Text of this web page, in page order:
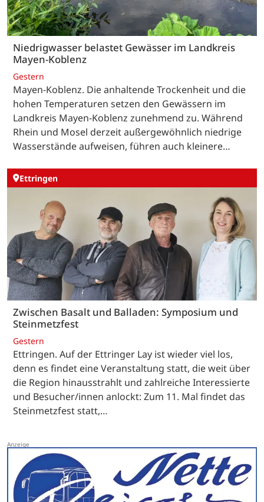
Niedrigwasser belastet Gewässer im Landkreis
Mayen-Koblenz
Gestern
Mayen-Koblenz. Die anhaltende Trockenheit und die
hohen Temperaturen setzen den Gewässern im
Landkreis Mayen-Koblenz zunehmend zu. Während
Rhein und Mosel derzeit außergewöhnlich niedrige
Wasserstände aufweisen, führen auch kleinere…
Ettringen
Zwischen Basalt und Balladen: Symposium und
Steinmetzfest
Gestern
Ettringen. Auf der Ettringer Lay ist wieder viel los,
denn es findet eine Veranstaltung statt, die weit über
die Region hinausstrahlt und zahlreiche Interessierte
und Besucher/innen anlockt: Zum 11. Mal findet das
Steinmetzfest statt,…